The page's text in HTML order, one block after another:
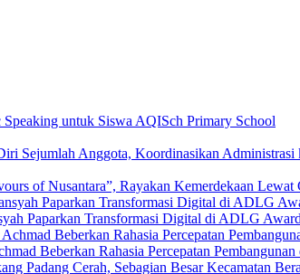
untuk Siswa AQISch Primary School
Sejumlah Anggota, Koordinasikan Administrasi
of Nusantara”, Rayakan Kemerdekaan Lewat
Paparkan Transformasi Digital di ADLG
Beberkan Rahasia Percepatan Pembangunan